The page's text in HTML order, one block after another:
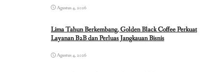
Agustus 4, 2026
Lima Tahun Berkembang, Golden Black Coffee Perkuat
Layanan B2B dan Perluas Jangkauan Bisnis
Agustus 4, 2026